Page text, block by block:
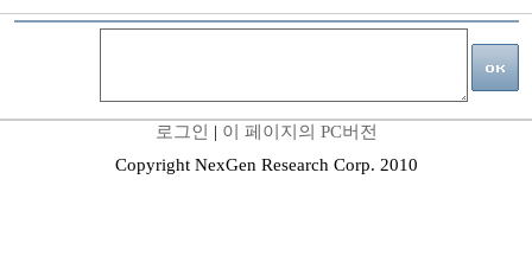
로그인 | 이 페이지의 PC버전
Copyright NexGen Research Corp. 2010